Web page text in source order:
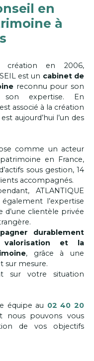
en
à
création en 2006,
est un cabinet de
reconnu pour son
son expertise. En
associé à la création
aujourd’hui l’un des
comme un acteur
en France,
sous gestion, 14
accompagnés.
ATLANTIQUE
l’expertise
d’une clientèle privée
durablement
et la
, grâce à une
sur mesure.
sur votre situation
équipe au 02 40 20
nous pouvons vous
de vos objectifs